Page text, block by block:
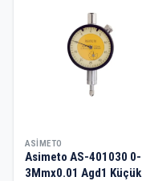
ASIMETO
Asimeto AS-401030 0-
3Mmx0.01 Agd1 Küçük